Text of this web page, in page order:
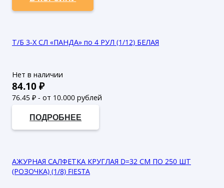
Т/Б 3-Х СЛ «ПАНДА» по 4 РУЛ (1/12) БЕЛАЯ
Нет в наличии
84.10₽
76.45 ₽ - от 10.000 рублей
ПОДРОБНЕЕ
АЖУРНАЯ САЛФЕТКА КРУГЛАЯ D=32 СМ ПО 250 ШТ
(РОЗОЧКА) (1/8) FIESTA